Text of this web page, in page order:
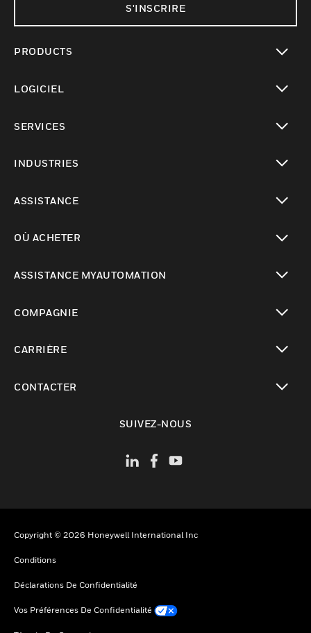
S'INSCRIRE
PRODUCTS
LOGICIEL
SERVICES
INDUSTRIES
ASSISTANCE
OÙ ACHETER
ASSISTANCE MYAUTOMATION
COMPAGNIE
CARRIÈRE
CONTACTER
SUIVEZ-NOUS
Copyright © 2026 Honeywell International Inc
Conditions
Déclarations De Confidentialité
Vos Préférences De Confidentialité